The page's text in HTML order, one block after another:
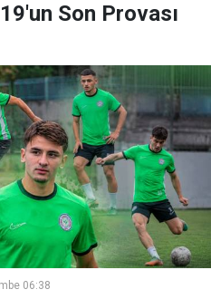
Son Provası
06:38